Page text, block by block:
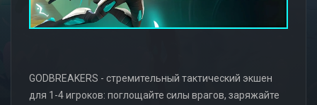
GODBREAKERS - стремительный тактический экшен
для 1-4 игроков: поглощайте силы врагов, заряжайте